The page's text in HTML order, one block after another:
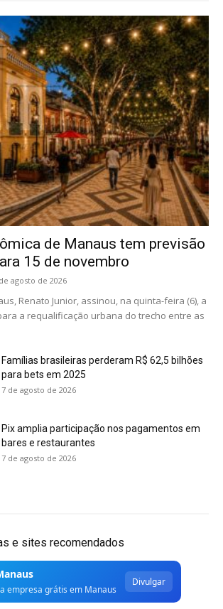
de Manaus tem previsão
15 de novembro
agosto de 2026
Renato Junior, assinou, na quinta-feira (6), a
a requalificação urbana do trecho entre as
Famílias brasileiras perderam R$ 62,5 bilhões
para bets em 2025
7 de agosto de 2026
Pix amplia participação nos pagamentos em
bares e restaurantes
7 de agosto de 2026
e sites recomendados
empresa grátis em Manaus
Divulgar